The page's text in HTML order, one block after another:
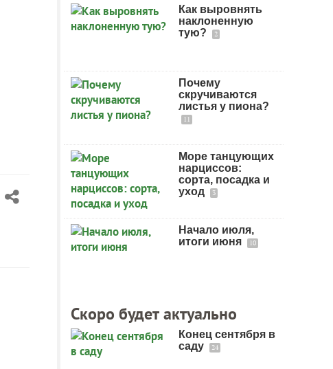
Как выровнять
наклоненную
тую?
2
Почему
скручиваются
листья у пиона?
11
Море танцующих
нарциссов:
сорта, посадка и
уход
3
Начало июля,
итоги июня
10
Скоро будет актуально
Конец сентября в
саду
24